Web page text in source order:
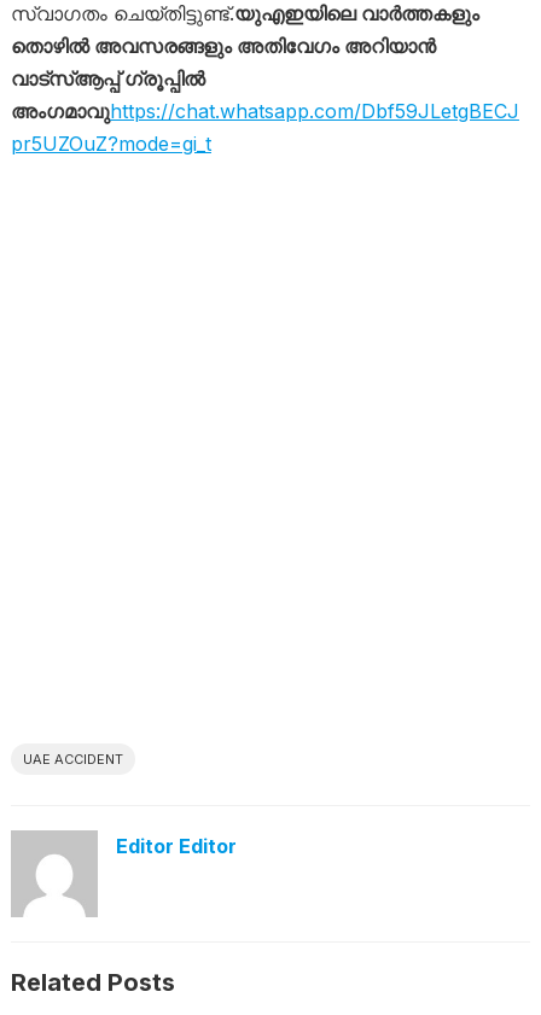
സ്വാഗതം ചെയ്തിട്ടുണ്ട്.യുഎഇയിലെ വാർത്തകളും
തൊഴിൽ അവസരങ്ങളും അതിവേഗം അറിയാൻ
വാട്സ്ആപ്പ് ഗ്രൂപ്പിൽ
അംഗമാവുhttps://chat.whatsapp.com/Dbf59JLetgBECJ
pr5UZOuZ?mode=gi_t
UAE ACCIDENT
Editor Editor
Related Posts